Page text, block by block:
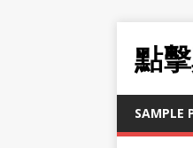
點
SAMPLE